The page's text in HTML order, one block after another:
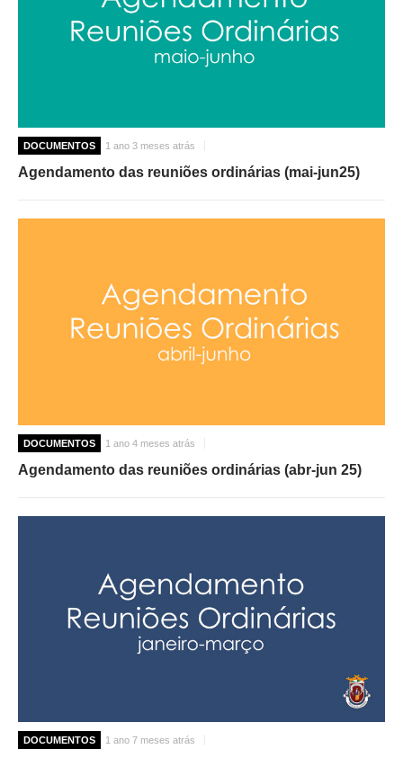
DOCUMENTOS 1 ano 3 meses atrás
Agendamento das reuniões ordinárias (mai-jun25)
DOCUMENTOS 1 ano 4 meses atrás
Agendamento das reuniões ordinárias (abr-jun 25)
DOCUMENTOS 1 ano 7 meses atrás